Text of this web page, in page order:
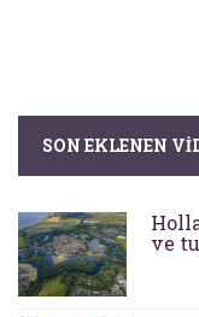
SON EKLENEN
ve